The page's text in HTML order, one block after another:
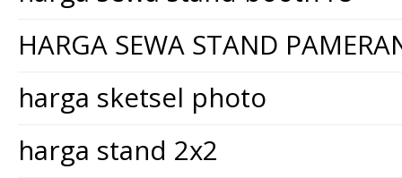
HARGA SEWA STAND
harga sketsel photo
harga stand 2x2